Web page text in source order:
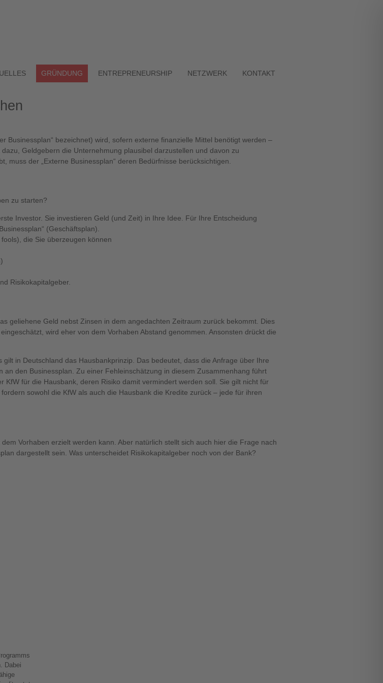
GRÜNDUNG ENTREPRENEURSHIP NETZWERK KONTAKT
Businessplan“ bezeichnet) wird, sofern externe finanzielle Mittel benötigt werden –
Geldgebern die Unternehmung plausibel darzustellen und davon zu
muss der „Externe Businessplan“ deren Bedürfnisse berücksichtigen.
zu starten?
Investor. Sie investieren Geld (und Zeit) in Ihre Idee. Für Ihre Entscheidung
(Geschäftsplan).
die Sie überzeugen können
Risikokapitalgeber.
geliehene Geld nebst Zinsen in dem angedachten Zeitraum zurück bekommt. Dies
wird eher von dem Vorhaben Abstand genommen. Ansonsten drückt die
in Deutschland das Hausbankprinzip. Das bedeutet, dass die Anfrage über Ihre
an den Businessplan. Zu einer Fehleinschätzung in diesem Zusammenhang führt
KfW für die Hausbank, deren Risiko damit vermindert werden soll. Sie gilt nicht für
sowohl die KfW als auch die Hausbank die Kredite zurück – jede für ihren
Vorhaben erzielt werden kann. Aber natürlich stellt sich auch hier die Frage nach
dargestellt sein. Was unterscheidet Risikokapitalgeber noch von der Bank?
Dabei